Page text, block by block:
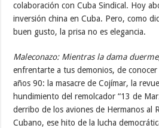
colaboración con Cuba Sindical. Hoy
inversión china en Cuba. Pero, como
buen gusto, la prisa no es elegancia.
Maleconazo: Mientras la dama duerme
enfrentarte a tus demonios, de
años 90: la masacre de Cojímar, la
hundimiento del remolcador “13 de
derribo de los aviones de Hermanos al
Cubano, ese hito de la lucha